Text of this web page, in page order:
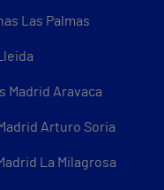
Las Palmas
Madrid Aravaca
Arturo Soria
La Milagrosa